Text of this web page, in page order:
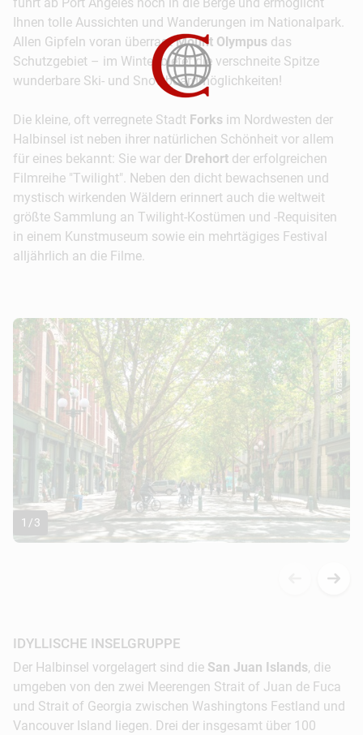
führt ab Port Angeles hoch in die Berge und ermöglicht
Ihnen tolle Aussichten und Wanderungen im Nationalpark.
Allen Gipfeln voran überragtMount Olympus das
Schutzgebiet – im Winter bietet die verschneite Spitze
wunderbare Ski- und Snowboardmöglichkeiten!
Die kleine, oft verregnete Stadt Forks im Nordwesten der
Halbinsel ist neben ihrer natürlichen Schönheit vor allem
für eines bekannt: Sie war der Drehort der erfolgreichen
Filmreihe "Twilight". Neben den dicht bewachsenen und
mystisch wirkenden Wäldern erinnert auch die weltweit
größte Sammlung an Twilight-Kostümen und -Requisiten
in einem Kunstmuseum sowie ein mehrtägiges Festival
alljährlich an die Filme.
© Visit Seattle Alan...
1 /3
IDYLLISCHE INSELGRUPPE
Der Halbinsel vorgelagert sind die San Juan Islands, die
umgeben von den zwei Meerengen Strait of Juan de Fuca
und Strait of Georgia zwischen Washingtons Festland und
Vancouver Island liegen. Drei der insgesamt über 100